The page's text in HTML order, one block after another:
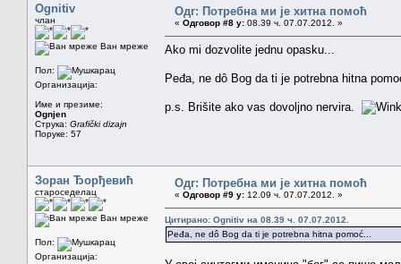
Ognitiv
члан
Ван мреже
Пол:
Организација:
Име и презиме:
Ognjen
Струка: Grafički dizajn
Поруке: 57
Одг: Потребна ми је хитна помоћ
« Одговор #8 у: 08.39 ч. 07.07.2012. »
Ako mi dozvolite jednu opasku...
Peđa, ne dô Bog da ti je potrebna hitna
p.s. Brišite ako vas dovoljno nervira.
Зоран Ђорђевић
староседелац
Ван мреже
Пол:
Организација:
Одг: Потребна ми је хитна помоћ
« Одговор #9 у: 12.09 ч. 07.07.2012. »
Цитирано: Ognitiv на 08.39 ч. 07.07.2012.
Peđa, ne dô Bog da ti je potrebna hitna pomoć...